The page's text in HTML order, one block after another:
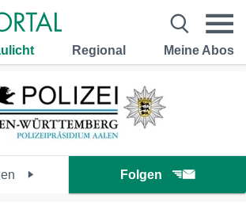
Regional Meine Abos
Folgen